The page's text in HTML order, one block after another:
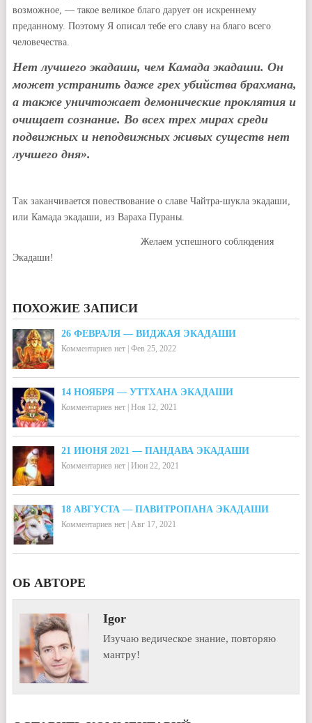
возможное, — такое великое благо дарует он искреннему
преданному. Поэтому Я описал тебе его славу на благо всего
человечества.
Нет лучшего экадаши, чем Камада экадаши. Он
может устранить даже грех убийства брахмана,
а также уничтожает демонические проклятия и
очищает сознание. Во всех трех мирах среди
подвижных и неподвижных живых существ нет
лучшего дня».
Так заканчивается повествование о славе Чайтра-шукла экадаши,
или Камада экадаши, из Вараха Пураны.
Желаем успешного соблюдения
Экадаши!
ПОХОЖИЕ ЗАПИСИ
26 ФЕВРАЛЯ — ВИДЖАЯ ЭКАДАШИ
Комментариев нет| Фев 25, 2022
14 НОЯБРЯ — УТТХАНА ЭКАДАШИ
Комментариев нет| Ноя 12, 2021
21 ИЮНЯ 2021 — ПАНДАВА ЭКАДАШИ
Комментариев нет| Июн 22, 2021
18 АВГУСТА — ПАВИТРОПАНА ЭКАДАШИ
Комментариев нет| Авг 17, 2021
ОБ АВТОРЕ
Igor
Изучаю ведическое знание, повторяю
мантру!